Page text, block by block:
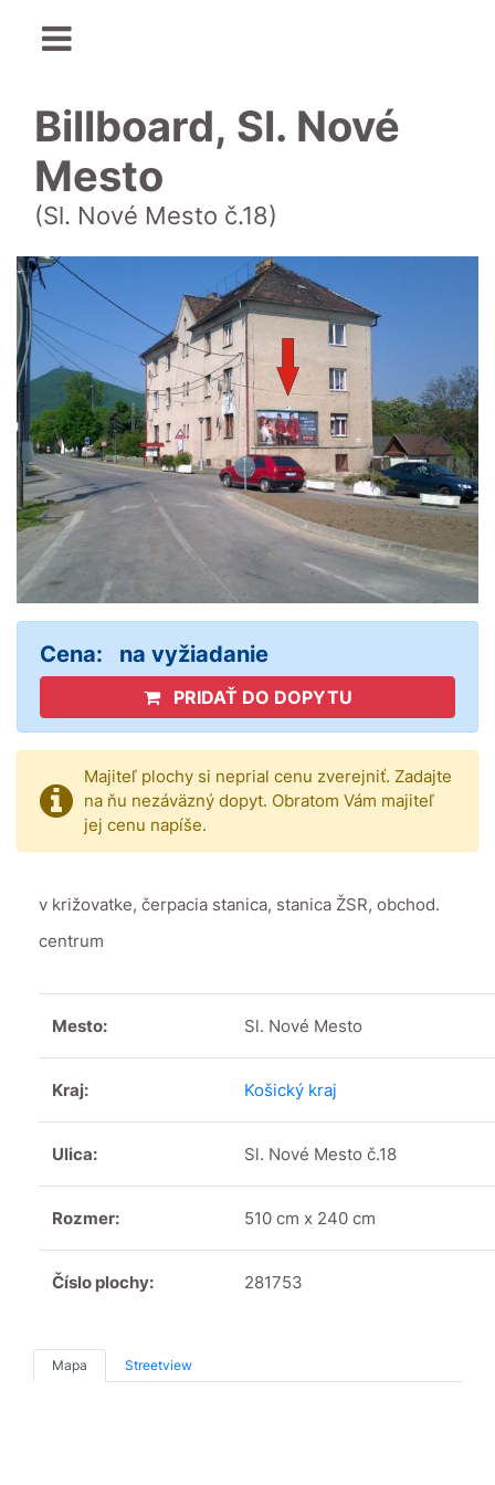
Billboard, Sl. Nové
Mesto
(Sl. Nové Mesto č.18)
Cena: na vyžiadanie
PRIDAŤ DO DOPYTU
Majiteľ plochy si neprial cenu zverejniť. Zadajte
na ňu nezáväzný dopyt. Obratom Vám majiteľ
jej cenu napíše.
v križovatke, čerpacia stanica, stanica ŽSR, obchod.
centrum
Mesto: Sl. Nové Mesto
Kraj: Košický kraj
Ulica: Sl. Nové Mesto č.18
Rozmer: 510 cm x 240 cm
Číslo plochy: 281753
Mapa Streetview